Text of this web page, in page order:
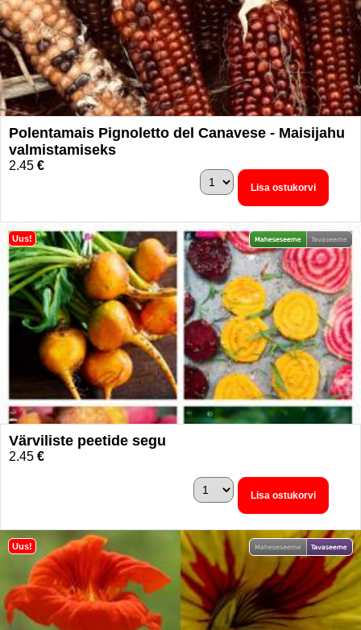
Polentamais Pignoletto del Canavese - Maisijahu
valmistamiseks
2.45 €
Lisa ostukorvi
Uus!
Värviliste peetide segu
2.45 €
Lisa ostukorvi
Uus!